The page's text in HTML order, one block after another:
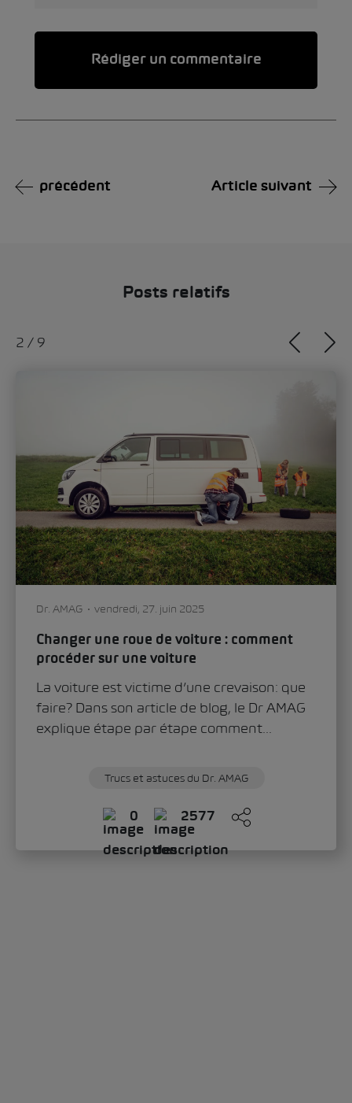
précédent Article suivant
Posts relatifs
2 / 9
Dr. AMAG vendredi, 27. juin 2025
Changer une roue de voiture : comment
procéder sur une voiture
La voiture est victime d’une crevaison: que
faire? Dans son article de blog, le Dr AMAG
explique étape par étape comment...
Trucs et astuces du Dr. AMAG
0 2577